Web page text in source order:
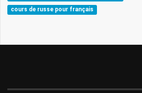
cours de russe pour français